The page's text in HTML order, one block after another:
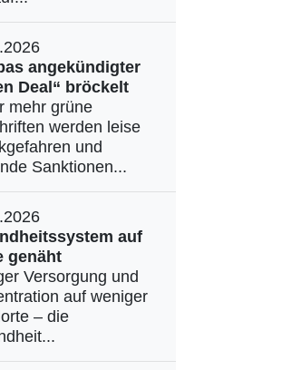
angekündigter
Deal“ bröckelt
mehr grüne
werden leise
und
Sanktionen...
auf
genäht
Versorgung und
auf weniger
– die